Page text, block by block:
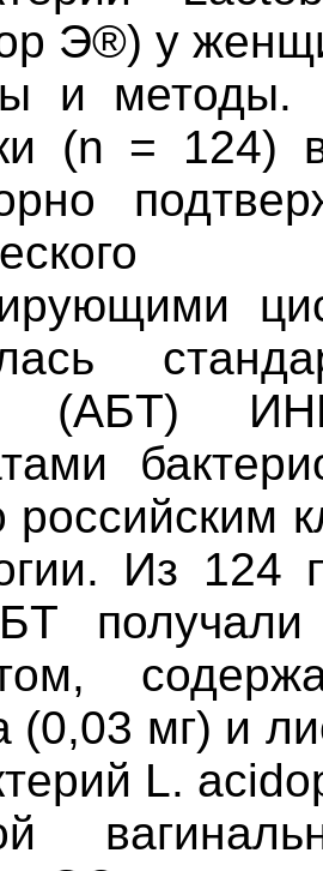
Э®) у
и методы.
(n = 124)
(AБT)
российским
Из 124
получали
(0,03 мг) и
L.